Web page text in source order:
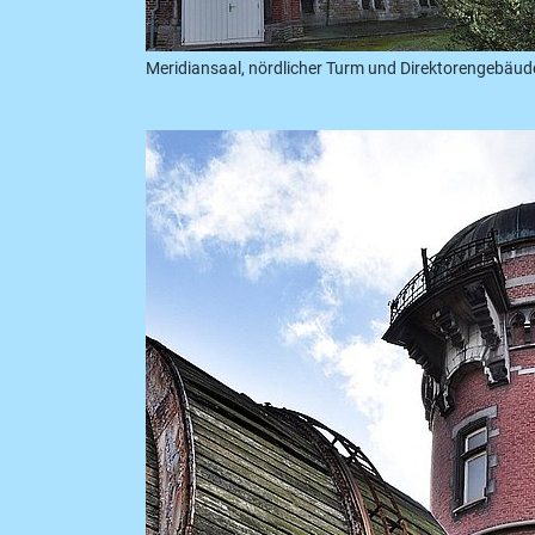
Meridiansaal, nördlicher Turm und